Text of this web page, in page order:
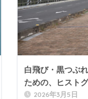
白飛び・黒つぶ
ための、ヒスト
2026年3月5日